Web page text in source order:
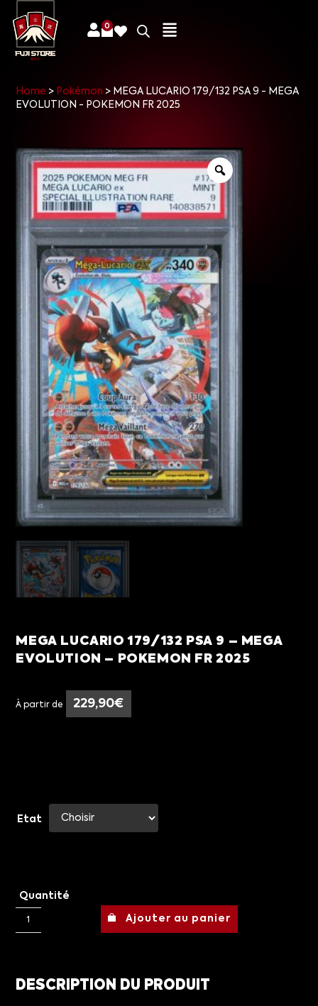
0
Home > Pokémon > MEGA LUCARIO 179/132 PSA 9 - MEGA
EVOLUTION - POKEMON FR 2025
MEGA LUCARIO 179/132 PSA 9 – MEGA
EVOLUTION – POKEMON FR 2025
À partir de 229,90€
Etat
Quantité
Ajouter au panier
DESCRIPTION DU PRODUIT